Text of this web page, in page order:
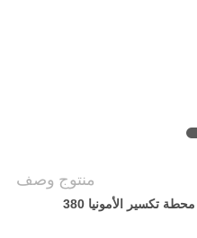
منتوج وصف
محطة تكسير الأمونيا سهلة التشغيل، محطة تكسير الأمونيا 380